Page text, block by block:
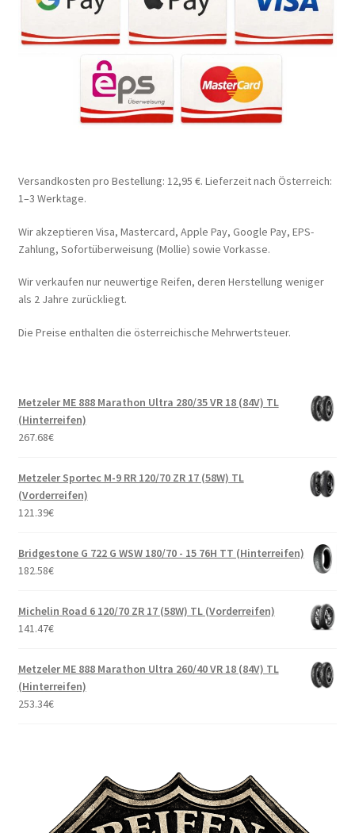
Versandkosten pro Bestellung: 12,95 €. Lieferzeit nach Österreich:
1–3 Werktage.
Wir akzeptieren Visa, Mastercard, Apple Pay, Google Pay, EPS-
Zahlung, Sofortüberweisung (Mollie) sowie Vorkasse.
Wir verkaufen nur neuwertige Reifen, deren Herstellung weniger
als 2 Jahre zurückliegt.
Die Preise enthalten die österreichische Mehrwertsteuer.
Metzeler ME 888 Marathon Ultra 280/35 VR 18 (84V) TL
(Hinterreifen)
267.68€
Metzeler Sportec M-9 RR 120/70 ZR 17 (58W) TL
(Vorderreifen)
121.39€
Bridgestone G 722 G WSW 180/70 - 15 76H TT (Hinterreifen)
182.58€
Michelin Road 6 120/70 ZR 17 (58W) TL (Vorderreifen)
141.47€
Metzeler ME 888 Marathon Ultra 260/40 VR 18 (84V) TL
(Hinterreifen)
253.34€